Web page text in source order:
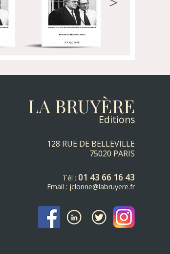
LA BRUYÈRE
Editions
128 RUE DE BELLEVILLE
75020 PARIS
Tél : 01 43 66 16 43
Email : jclonne@labruyere.fr